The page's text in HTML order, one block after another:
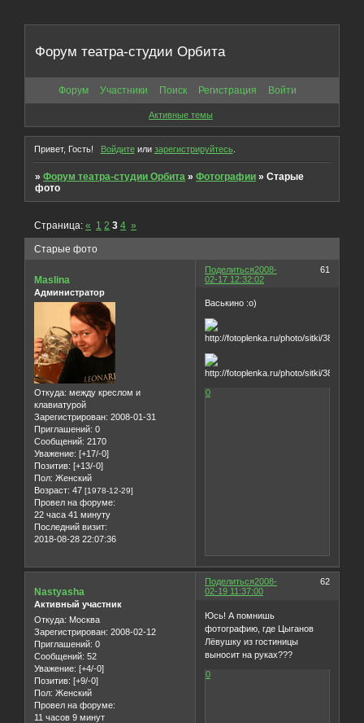
Форум театра-студии Орбита
Форум Участники Поиск Регистрация Войти
Активные темы
Привет, Гость! Войдитеили зарегистрируйтесь.
»Форум театра-студии Орбита »Фотографии »Старые
фото
Старые фото
Страница:« 1 2 3 4 »
Поделиться 61
2008-
02-17 12:32:02
Maslina
Администратор
Откуда: между креслом и
клавиатурой
Зарегистрирован: 2008-01-31
Приглашений: 0
Сообщений: 2170
Уважение: [+17/-0]
Позитив: [+13/-0]
Пол: Женский
Возраст: 47 [1978-12-29]
Провел на форуме:
22 часа 41 минуту
Последний визит:
2018-08-28 22:07:36
Васькино :о)
0
Поделиться 62
2008-
02-19 11:37:00
Nastyasha
Активный участник
Откуда: Москва
Зарегистрирован: 2008-02-12
Приглашений: 0
Сообщений: 52
Уважение: [+4/-0]
Позитив: [+9/-0]
Пол: Женский
Провел на форуме:
11 часов 9 минут
Юсь! А помнишь
фотографию, где Цыганов
Лёвушку из гостиницы
выносит на руках???
0